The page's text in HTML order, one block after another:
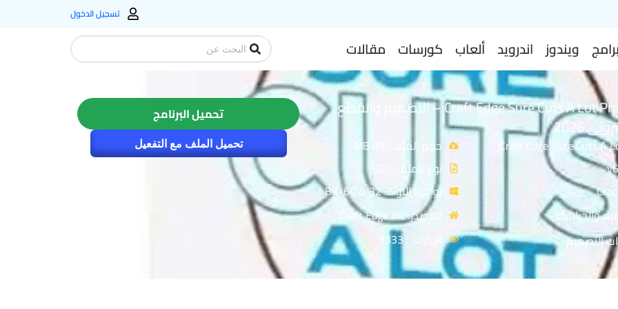
تسجيل الدخول
برامج ويندوز اندرويد ألعاب كورسات مقالات
Search
...
تحميل برنامج Craft Edge Sure Cuts A Lot Pro – التصميم والقطع
2026
والجرافيك
التصميم
حجم الملف: 89 MB
نوع الملف: Zip
توافق النواة: 32 & 64-Bit
المصدر: Craft Edge Inc.
الزيارات : 3333
تحميل البرنامج
تحميل الملف مع التفعيل